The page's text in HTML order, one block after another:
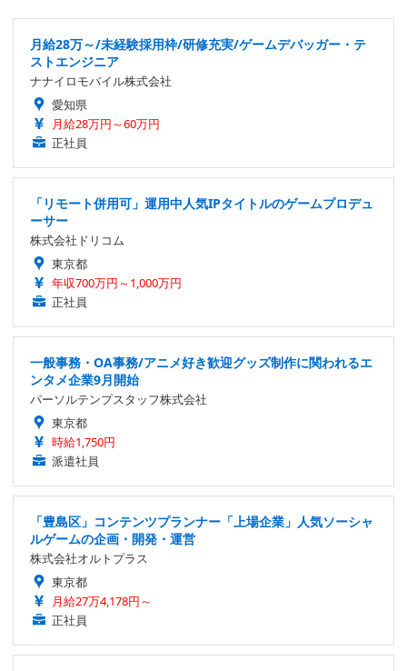
月給28万～/未経験採用枠/研修充実/ゲームデバッガー・テ
ストエンジニア
ナナイロモバイル株式会社
愛知県
月給28万円～60万円
正社員
「リモート併用可」運用中人気IPタイトルのゲームプロデュ
ーサー
株式会社ドリコム
東京都
年収700万円～1,000万円
正社員
一般事務・OA事務/アニメ好き歓迎グッズ制作に関われるエ
ンタメ企業9月開始
パーソルテンプスタッフ株式会社
東京都
時給1,750円
派遣社員
「豊島区」コンテンツプランナー「上場企業」人気ソーシャ
ルゲームの企画・開発・運営
株式会社オルトプラス
東京都
月給27万4,178円～
正社員